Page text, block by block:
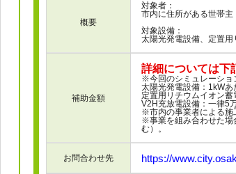
概要
対象者：
市内に住所がある世帯主
対象設備：
太陽光発電設備、定置
補助金額
詳細については下
※今回のシミュレーショ
太陽光発電設備：1kW
定置用リチウムイオン蓄
V2H充放電設備：一律5
※市内の事業者による施
※事業を組み合わせた場
む）。
お問合わせ先 https://